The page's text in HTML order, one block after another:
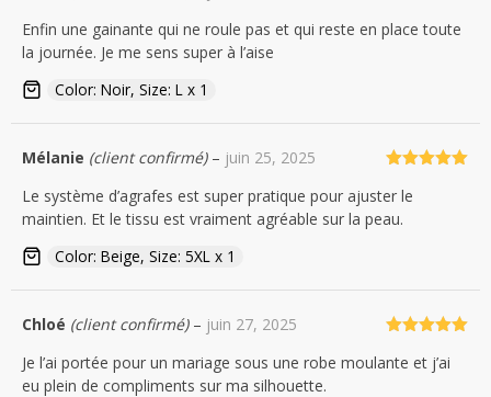
5
Enfin une gainante qui ne roule pas et qui reste en place toute
la journée. Je me sens super à l’aise
Color: Noir, Size: L x 1
5
Mélanie (client confirmé) – juin 25, 2025
Le système d’agrafes est super pratique pour ajuster le
maintien. Et le tissu est vraiment agréable sur la peau.
Color: Beige, Size: 5XL x 1
5
Chloé (client confirmé) – juin 27, 2025
Je l’ai portée pour un mariage sous une robe moulante et j’ai
eu plein de compliments sur ma silhouette.